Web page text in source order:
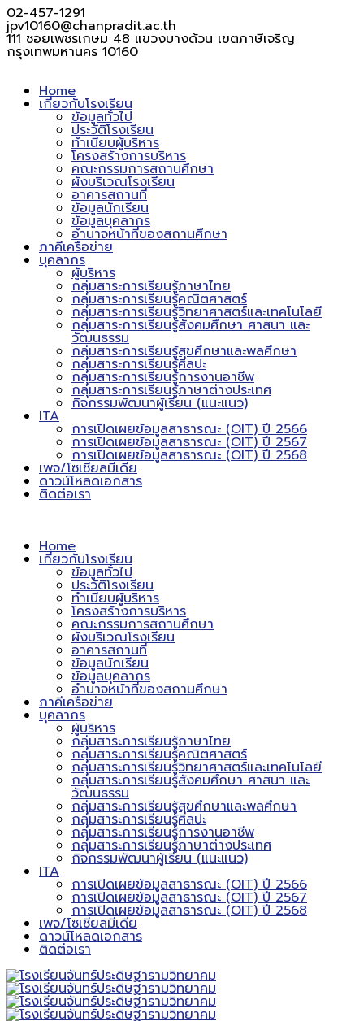
02-457-1291
jpv10160@chanpradit.ac.th
111 ซอยเพชรเกษม 48 แขวงบางด้วน เขตภาษีเจริญ
กรุงเทพมหานคร 10160
Home
เกี่ยวกับโรงเรียน
ข้อมูลทั่วไป
ประวัติโรงเรียน
ทำเนียบผู้บริหาร
โครงสร้างการบริหาร
คณะกรรมการสถานศึกษา
ผังบริเวณโรงเรียน
อาคารสถานที่
ข้อมูลนักเรียน
ข้อมูลบุคลากร
อำนาจหน้าที่ของสถานศึกษา
ภาคีเครือข่าย
บุคลากร
ผู้บริหาร
กลุ่มสาระการเรียนรู้ภาษาไทย
กลุ่มสาระการเรียนรู้คณิตศาสตร์
กลุ่มสาระการเรียนรู้วิทยาศาสตร์และเทคโนโลยี
กลุ่มสาระการเรียนรู้สังคมศึกษา ศาสนา และ
วัฒนธรรม
กลุ่มสาระการเรียนรู้สุขศึกษาและพลศึกษา
กลุ่มสาระการเรียนรู้ศิลปะ
กลุ่มสาระการเรียนรู้การงานอาชีพ
กลุ่มสาระการเรียนรู้ภาษาต่างประเทศ
กิจกรรมพัฒนาผู้เรียน (แนะแนว)
ITA
การเปิดเผยข้อมูลสาธารณะ (OIT) ปี 2566
การเปิดเผยข้อมูลสาธารณะ (OIT) ปี 2567
การเปิดเผยข้อมูลสาธารณะ (OIT) ปี 2568
เพจ/โซเชียลมีเดีย
ดาวน์โหลดเอกสาร
ติดต่อเรา
Home
เกี่ยวกับโรงเรียน
ข้อมูลทั่วไป
ประวัติโรงเรียน
ทำเนียบผู้บริหาร
โครงสร้างการบริหาร
คณะกรรมการสถานศึกษา
ผังบริเวณโรงเรียน
อาคารสถานที่
ข้อมูลนักเรียน
ข้อมูลบุคลากร
อำนาจหน้าที่ของสถานศึกษา
ภาคีเครือข่าย
บุคลากร
ผู้บริหาร
กลุ่มสาระการเรียนรู้ภาษาไทย
กลุ่มสาระการเรียนรู้คณิตศาสตร์
กลุ่มสาระการเรียนรู้วิทยาศาสตร์และเทคโนโลยี
กลุ่มสาระการเรียนรู้สังคมศึกษา ศาสนา และ
วัฒนธรรม
กลุ่มสาระการเรียนรู้สุขศึกษาและพลศึกษา
กลุ่มสาระการเรียนรู้ศิลปะ
กลุ่มสาระการเรียนรู้การงานอาชีพ
กลุ่มสาระการเรียนรู้ภาษาต่างประเทศ
กิจกรรมพัฒนาผู้เรียน (แนะแนว)
ITA
การเปิดเผยข้อมูลสาธารณะ (OIT) ปี 2566
การเปิดเผยข้อมูลสาธารณะ (OIT) ปี 2567
การเปิดเผยข้อมูลสาธารณะ (OIT) ปี 2568
เพจ/โซเชียลมีเดีย
ดาวน์โหลดเอกสาร
ติดต่อเรา